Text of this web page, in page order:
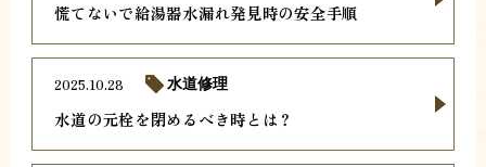
慌てないで給湯器水漏れ発見時の安全手順
水道の元栓を閉めるべき時とは？
2025.10.28 水道修理